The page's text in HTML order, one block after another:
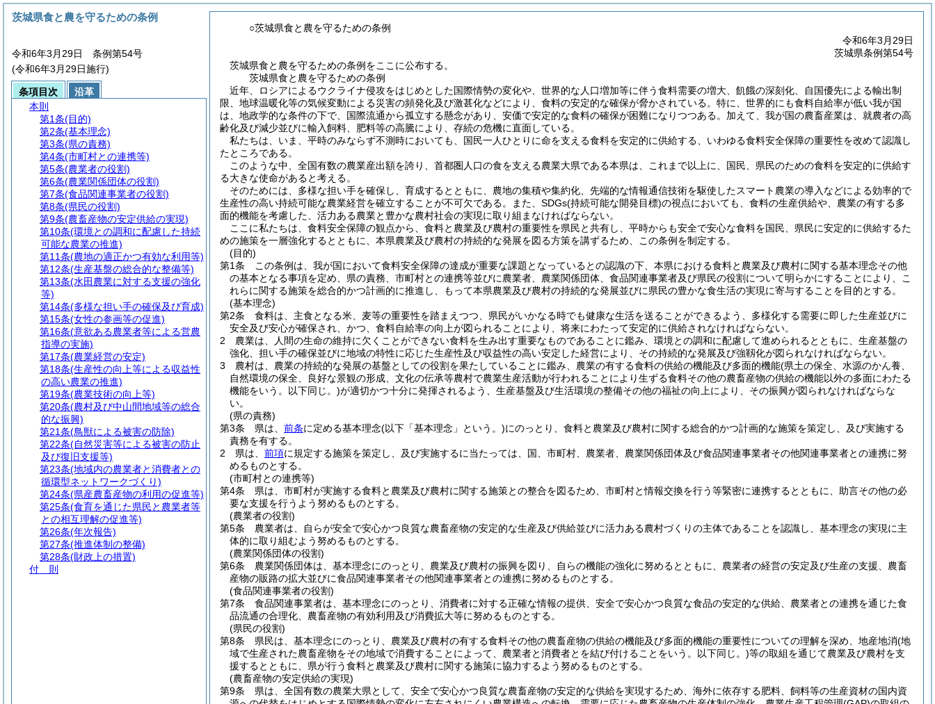
○茨城県食と農を守るための条例
令和6年3月29日
茨城県条例第54号
茨城県食と農を守るための条例をここに公布する。
茨城県食と農を守るための条例
近年、ロシアによるウクライナ侵攻をはじめとした国際情勢の変化や、世界的な人口増加等に伴う食料需要の増大、飢餓の深刻化、自国優先による輸出制
限、地球温暖化等の気候変動による災害の頻発化及び激甚化などにより、食料の安定的な確保が脅かされている。特に、世界的にも食料自給率が低い我が国
は、地政学的な条件の下で、国際流通から孤立する懸念があり、安価で安定的な食料の確保が困難になりつつある。加えて、我が国の農畜産業は、就農者の高
齢化及び減少並びに輸入飼料、肥料等の高騰により、存続の危機に直面している。
私たちは、いま、平時のみならず不測時においても、国民一人ひとりに命を支える食料を安定的に供給する、いわゆる食料安全保障の重要性を改めて認識し
たところである。
このような中、全国有数の農業産出額を誇り、首都圏人口の食を支える農業大県である本県は、これまで以上に、国民、県民のための食料を安定的に供給す
る大きな使命があると考える。
そのためには、多様な担い手を確保し、育成するとともに、農地の集積や集約化、先端的な情報通信技術を駆使したスマート農業の導入などによる効率的で
生産性の高い持続可能な農業経営を確立することが不可欠である。また、SDGs(持続可能な開発目標)の視点においても、食料の生産供給や、農業の有する多
面的機能を考慮した、活力ある農業と豊かな農村社会の実現に取り組まなければならない。
ここに私たちは、食料安全保障の観点から、食料と農業及び農村の重要性を県民と共有し、平時からも安全で安心な食料を国民、県民に安定的に供給するた
めの施策を一層強化するとともに、本県農業及び農村の持続的な発展を図る方策を講ずるため、この条例を制定する。
(目的)
第1条
この条例は、我が国において食料安全保障の達成が重要な課題となっているとの認識の下、本県における食料と農業及び農村に関する基本理念その他
の基本となる事項を定め、県の責務、市町村との連携等並びに農業者、農業関係団体、食品関連事業者及び県民の役割について明らかにすることにより、こ
れらに関する施策を総合的かつ計画的に推進し、もって本県農業及び農村の持続的な発展並びに県民の豊かな食生活の実現に寄与することを目的とする。
(基本理念)
第2条
食料は、主食となる米、麦等の重要性を踏まえつつ、県民がいかなる時でも健康な生活を送ることができるよう、多様化する需要に即した生産並びに
安全及び安心が確保され、かつ、食料自給率の向上が図られることにより、将来にわたって安定的に供給されなければならない。
2
農業は、人間の生命の維持に欠くことができない食料を生み出す重要なものであることに鑑み、環境との調和に配慮して進められるとともに、生産基盤の
強化、担い手の確保並びに地域の特性に応じた生産性及び収益性の高い安定した経営により、その持続的な発展及び強靱化が図られなければならない。
3
農村は、農業の持続的な発展の基盤としての役割を果たしていることに鑑み、農業の有する食料の供給の機能及び多面的機能(県土の保全、水源のかん養、
自然環境の保全、良好な景観の形成、文化の伝承等農村で農業生産活動が行われることにより生ずる食料その他の農畜産物の供給の機能以外の多面にわたる
機能をいう。以下同じ。)が適切かつ十分に発揮されるよう、生産基盤及び生活環境の整備その他の福祉の向上により、その振興が図られなければならな
い。
(県の責務)
第3条
県は、 前条に定める基本理念(以下「基本理念」という。)にのっとり、食料と農業及び農村に関する総合的かつ計画的な施策を策定し、及び実施する
責務を有する。
2
県は、 前項に規定する施策を策定し、及び実施するに当たっては、国、市町村、農業者、農業関係団体及び食品関連事業者その他関連事業者との連携に努
めるものとする。
(市町村との連携等)
第4条
県は、市町村が実施する食料と農業及び農村に関する施策との整合を図るため、市町村と情報交換を行う等緊密に連携するとともに、助言その他の必
要な支援を行うよう努めるものとする。
(農業者の役割)
第5条
農業者は、自らが安全で安心かつ良質な農畜産物の安定的な生産及び供給並びに活力ある農村づくりの主体であることを認識し、基本理念の実現に主
体的に取り組むよう努めるものとする。
(農業関係団体の役割)
第6条
農業関係団体は、基本理念にのっとり、農業及び農村の振興を図り、自らの機能の強化に努めるとともに、農業者の経営の安定及び生産の支援、農畜
産物の販路の拡大並びに食品関連事業者その他関連事業者との連携に努めるものとする。
(食品関連事業者の役割)
第7条
食品関連事業者は、基本理念にのっとり、消費者に対する正確な情報の提供、安全で安心かつ良質な食品の安定的な供給、農業者との連携を通じた食
品流通の合理化、農畜産物の有効利用及び消費拡大等に努めるものとする。
(県民の役割)
第8条
県民は、基本理念にのっとり、農業及び農村の有する食料その他の農畜産物の供給の機能及び多面的機能の重要性についての理解を深め、地産地消(地
域で生産された農畜産物をその地域で消費することによって、農業者と消費者とを結び付けることをいう。以下同じ。)等の取組を通じて農業及び農村を支
援するとともに、県が行う食料と農業及び農村に関する施策に協力するよう努めるものとする。
(農畜産物の安定供給の実現)
第9条
県は、全国有数の農業大県として、安全で安心かつ良質な農畜産物の安定的な供給を実現するため、海外に依存する肥料、飼料等の生産資材の国内資
茨城県食と農を守るための条例
令和6年3月29日 条例第54号
(令和6年3月29日施行)
条項目次
沿革
本則
第1条(目的)
第2条(基本理念)
第3条(県の責務)
第4条(市町村との連携等)
第5条(農業者の役割)
第6条(農業関係団体の役割)
第7条(食品関連事業者の役割)
第8条(県民の役割)
第9条(農畜産物の安定供給の実現)
第10条(環境との調和に配慮した持続
可能な農業の推進)
第11条(農地の適正かつ有効な利用等)
第12条(生産基盤の総合的な整備等)
第13条(水田農業に対する支援の強化
等)
第14条(多様な担い手の確保及び育成)
第15条(女性の参画等の促進)
第16条(意欲ある農業者等による営農
指導の実施)
第17条(農業経営の安定)
第18条(生産性の向上等による収益性
の高い農業の推進)
第19条(農業技術の向上等)
第20条(農村及び中山間地域等の総合
的な振興)
第21条(鳥獣による被害の防除)
第22条(自然災害等による被害の防止
及び復旧支援等)
第23条(地域内の農業者と消費者との
循環型ネットワークづくり)
第24条(県産農畜産物の利用の促進等)
第25条(食育を通じた県民と農業者等
との相互理解の促進等)
第26条(年次報告)
第27条(推進体制の整備)
第28条(財政上の措置)
付 則